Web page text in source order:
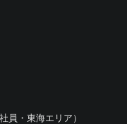
員・東海エリア）